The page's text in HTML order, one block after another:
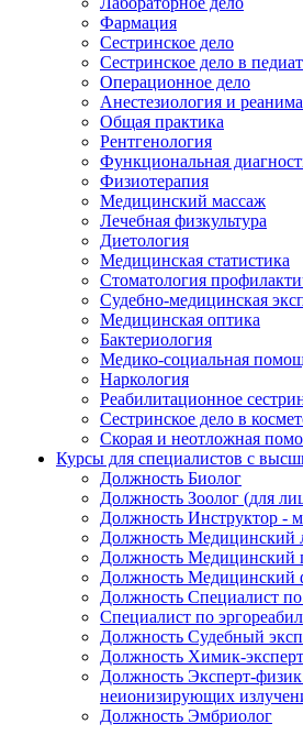
Фармация
Сестринское дело
Сестринское дело в
Операционное дело
Анестезиология и
Общая практика
Рентгенология
Функциональная
Физиотерапия
Медицинский массаж
Лечебная физкультура
Диетология
Медицинская статистика
Стоматология
Судебно-медицинская
Медицинская оптика
Бактериология
Медико-социальная
Наркология
Реабилитационное
Сестринское дело в
Скорая и неотложная
Курсы для специалистов с
Должность Биолог
Должность Зоолог (для
Должность Инструктор -
Должность Медицинский
Должность Медицинский
Должность Медицинский
Должность Специалист
Специалист по
Должность Судебный
Должность Химик-
Должность Эксперт-
неионизирующих
Должность Эмбриолог